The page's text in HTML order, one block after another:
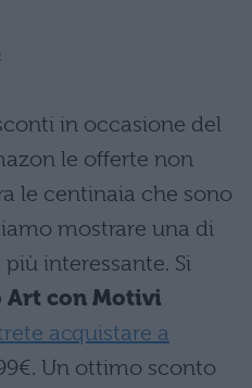
in occasione del
le offerte non
le centinaia che sono
mostrare una di
interessante. Si
Art con Motivi
acquistare a
€. Un ottimo sconto